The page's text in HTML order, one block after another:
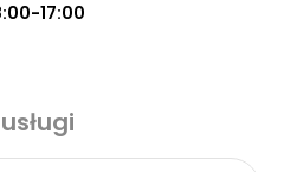
17:00